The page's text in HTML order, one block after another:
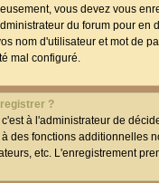
vous devez vous
du forum pour
nom d'utilisateur et mot de
mal configuré.
?
à l'administrateur de
des fonctions
etc. L'enregistrement